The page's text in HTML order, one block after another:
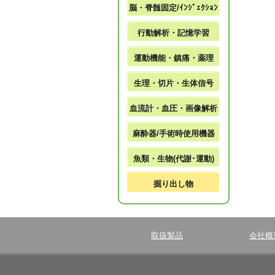
脳・脊髄固定/ｲﾝｼﾞｪｸｼｮﾝ
行動解析・記憶学習
運動機能・鎮痛・薬理
生理・切片・生体信号
血流計・血圧・画像解析
麻酔器/手術時使用機器
魚類・生物(代謝･運動)
掘り出し物
取扱製品 会社概